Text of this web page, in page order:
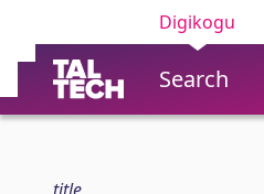
Digikogu
Search